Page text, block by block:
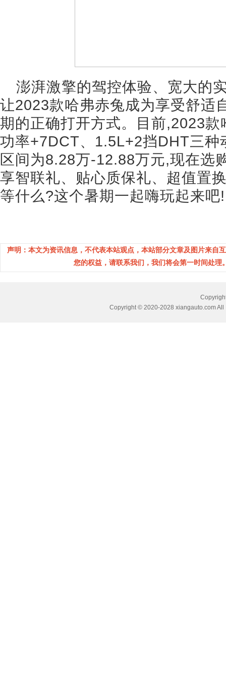
澎湃激擎的驾控体验、宽大的
让2023款哈弗赤兔成为享受舒适
期的正确打开方式。目前,2023
功率+7DCT、1.5L+2挡DHT三种
区间为8.28万-12.88万元,现在选
享智联礼、贴心质保礼、超值置
等什么?这个暑期一起嗨玩起来吧!
声明：本文为资讯信息，不代表本站观点，本站部分文章及图片来自
您的权益，请联系我们，我们将会第一时间处
Copyright © 2020-2028 xiangauto.com